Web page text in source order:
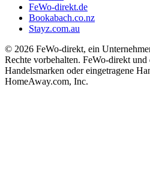
FeWo-direkt.de
Bookabach.co.nz
Stayz.com.au
© 2026 FeWo-direkt, ein
Rechte vorbehalten. FeWo-direkt
Handelsmarken oder eingetragene
HomeAway.com, Inc.